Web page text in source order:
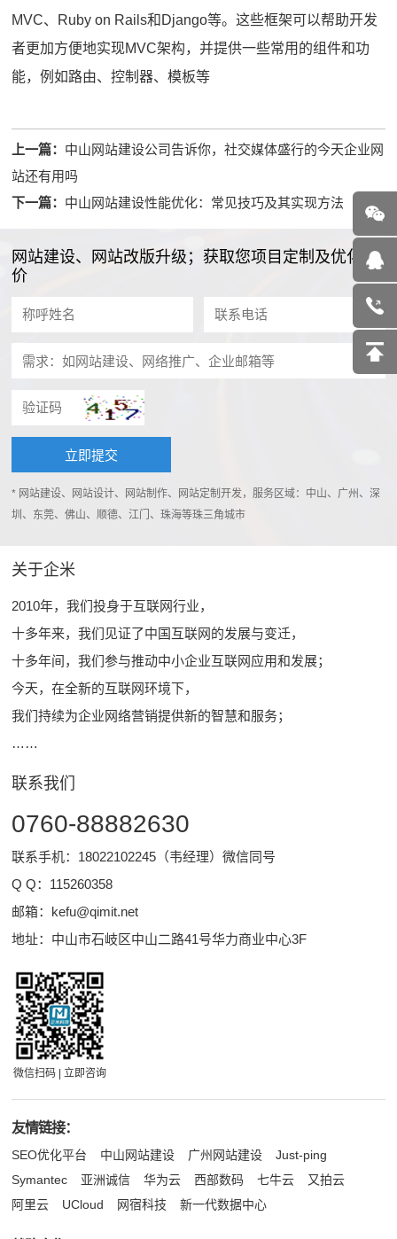
MVC、Ruby on Rails和Django等。这些框架可以帮助开发
者更加方便地实现MVC架构，并提供一些常用的组件和功
能，例如路由、控制器、模板等
上一篇： 中山网站建设公司告诉你，社交媒体盛行的今天企业网
站还有用吗
下一篇： 中山网站建设性能优化：常见技巧及其实现方法
网站建设、网站改版升级；获取您项目定制及优化报
价
* 网站建设、网站设计、网站制作、网站定制开发，服务区域：中山、广州、深
圳、东莞、佛山、顺德、江门、珠海等珠三角城市
关于企米
2010年，我们投身于互联网行业，
十多年来，我们见证了中国互联网的发展与变迁，
十多年间，我们参与推动中小企业互联网应用和发展；
今天，在全新的互联网环境下，
我们持续为企业网络营销提供新的智慧和服务；
……
联系我们
0760-88882630
联系手机：18022102245（韦经理）微信同号
Q Q： 115260358
邮箱： kefu@qimit.net
地址：中山市石岐区中山二路41号华力商业中心3F
微信扫码 | 立即咨询
友情链接：
SEO优化平台 中山网站建设 广州网站建设
Just-ping
Symantec
亚洲诚信 华为云 西部数码 七牛云
又拍云
阿里云
UCloud 网宿科技 新一代数据中心